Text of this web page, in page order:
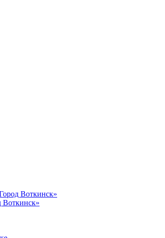
Воткинск»
Воткинск»